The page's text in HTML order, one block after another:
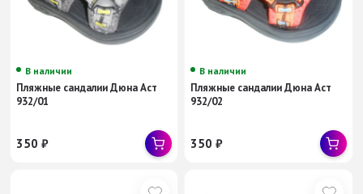
В наличии
Пляжные сандалии Дюна Аст
932/01
350₽
В наличии
Пляжные сандалии Дюна Аст
932/02
350₽